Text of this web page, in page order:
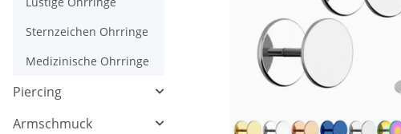
Sternzeichen Ohrringe
Medizinische Ohrringe
Piercing
Armschmuck